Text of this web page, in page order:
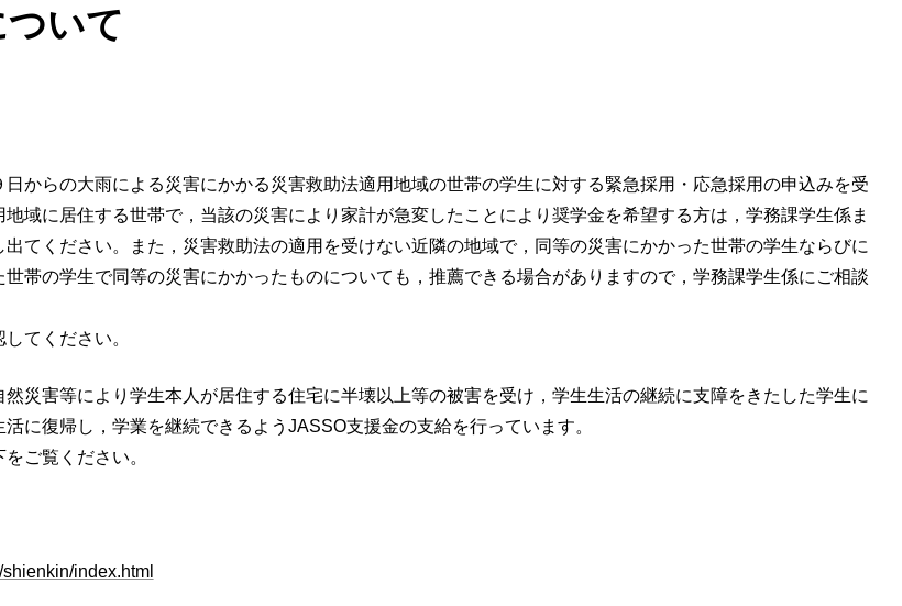
いて
からの大雨による災害にかかる災害救助法適用地域の世帯の学生に対する緊急採用・応急採用の申込みを受
域に居住する世帯で，当該の災害により家計が急変したことにより奨学金を希望する方は，学務課学生係ま
てください。また，災害救助法の適用を受けない近隣の地域で，同等の災害にかかった世帯の学生ならびに
帯の学生で同等の災害にかかったものについても，推薦できる場合がありますので，学務課学生係にご相談
てください。
災害等により学生本人が居住する住宅に半壊以上等の被害を受け，学生生活の継続に支障をきたした学生に
に復帰し，学業を継続できるようJASSO支援金の支給を行っています。
ご覧ください。
index.html